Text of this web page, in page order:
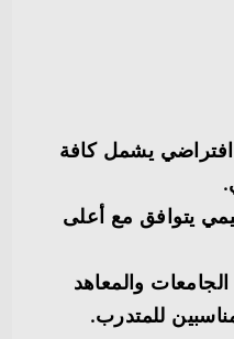
يشمل كافة
يتوافق مع أعلى
والمعاهد
للمتدرب.